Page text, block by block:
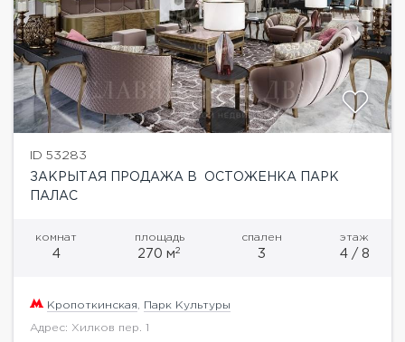
ID 53283
ЗАКРЫТАЯ ПРОДАЖА В ОСТОЖЕНКА ПАРК
ПАЛАС
комнат
4
площадь
270 м2
спален
3
этаж
4 / 8
Кропоткинская Парк Культуры
Адрес: Хилков пер. 1